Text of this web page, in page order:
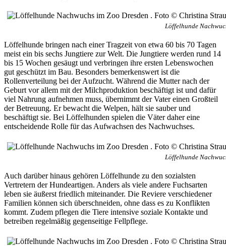
Löffelhunde
Löffelhunde bringen nach einer Tragzeit von etwa 60 bis 70 Tagen
meist ein bis sechs Jungtiere zur Welt. Die Jungtiere werden rund 14
bis 15 Wochen gesäugt und verbringen ihre ersten Lebenswochen
gut geschützt im Bau. Besonders bemerkenswert ist die
Rollenverteilung bei der Aufzucht. Während die Mutter nach der
Geburt vor allem mit der Milchproduktion beschäftigt ist und dafür
viel Nahrung aufnehmen muss, übernimmt der Vater einen Großteil
der Betreuung. Er bewacht die Welpen, hält sie sauber und
beschäftigt sie. Bei Löffelhunden spielen die Väter daher eine
entscheidende Rolle für das Aufwachsen des Nachwuchses.
Löffelhunde
Auch darüber hinaus gehören Löffelhunde zu den sozialsten
Vertretern der Hundeartigen. Anders als viele andere Fuchsarten
leben sie äußerst friedlich miteinander. Die Reviere verschiedener
Familien können sich überschneiden, ohne dass es zu Konflikten
kommt. Zudem pflegen die Tiere intensive soziale Kontakte und
betreiben regelmäßig gegenseitige Fellpflege.